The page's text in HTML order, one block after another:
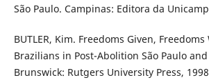
São Paulo. Campinas: Editora da
BUTLER, Kim. Freedoms Given,
Brazilians in Post-Abolition São Paulo
Brunswick: Rutgers University Press,